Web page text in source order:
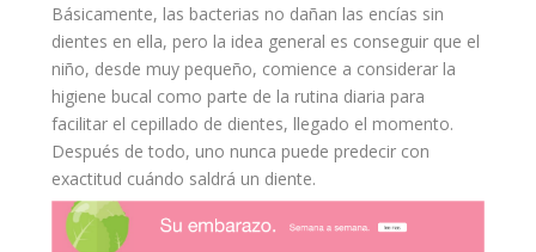
Básicamente, las bacterias no dañan las encías sin
dientes en ella, pero la idea general es conseguir que el
niño, desde muy pequeño, comience a considerar la
higiene bucal como parte de la rutina diaria para
facilitar el cepillado de dientes, llegado el momento.
Después de todo, uno nunca puede predecir con
exactitud cuándo saldrá un diente.